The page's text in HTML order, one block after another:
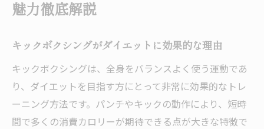
魅力徹底解説
キックボクシングがダイエットに効果的な理由
キックボクシングは、全身をバランスよく使う運動であ
り、ダイエットを目指す方にとって非常に効果的なトレ
ーニング方法です。パンチやキックの動作により、短時
間で多くの消費カロリーが期待できる点が大きな特徴で